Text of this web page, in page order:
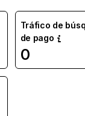
Tráfico de
de pago
0